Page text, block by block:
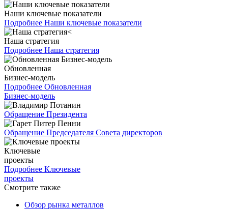
Наши ключевые показатели
Подробнее Наши ключевые показатели
Наша стратегия
Подробнее Наша стратегия
Обновленная
Бизнес-модель
Подробнее Обновленная
Бизнес-модель
Обращение Президента
Обращение Председателя Совета директоров
Ключевые
проекты
Подробнее Ключевые
проекты
Смотрите также
Обзор рынка металлов